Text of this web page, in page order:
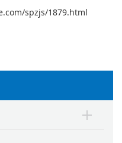
spzjs/1879.html